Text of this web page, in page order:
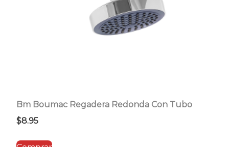
Bm Boumac Regadera Redonda Con Tubo
$8.95